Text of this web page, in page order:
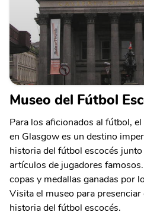
Museo del Fútbol
Para los aficionados al fútbol,
en Glasgow es un destino
historia del fútbol escocés
artículos de jugadores
copas y medallas ganadas por
Visita el museo para
historia del fútbol escocés.